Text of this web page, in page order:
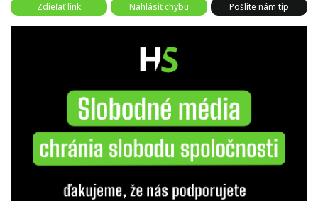
Zdieľať link Nahlásiť chybu Pošlite nám tip